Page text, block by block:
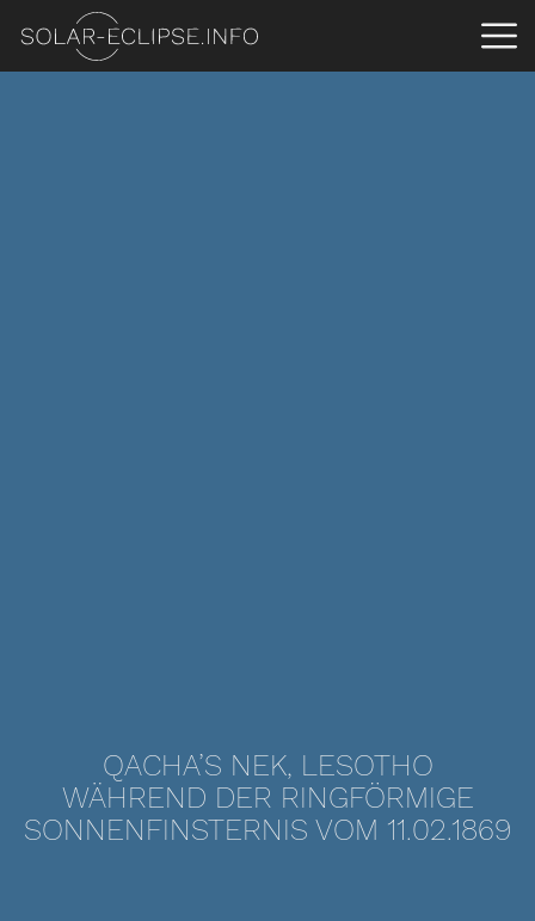
QACHA’S NEK, LESOTHO
WÄHREND DER RINGFÖRMIGE
SONNENFINSTERNIS VOM 11.02.1869